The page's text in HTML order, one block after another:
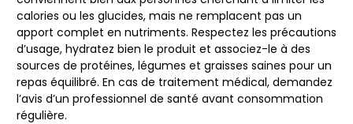
calories ou les glucides, mais ne remplacent pas un
apport complet en nutriments. Respectez les précautions
d’usage, hydratez bien le produit et associez-le à des
sources de protéines, légumes et graisses saines pour un
repas équilibré. En cas de traitement médical, demandez
l’avis d’un professionnel de santé avant consommation
régulière.